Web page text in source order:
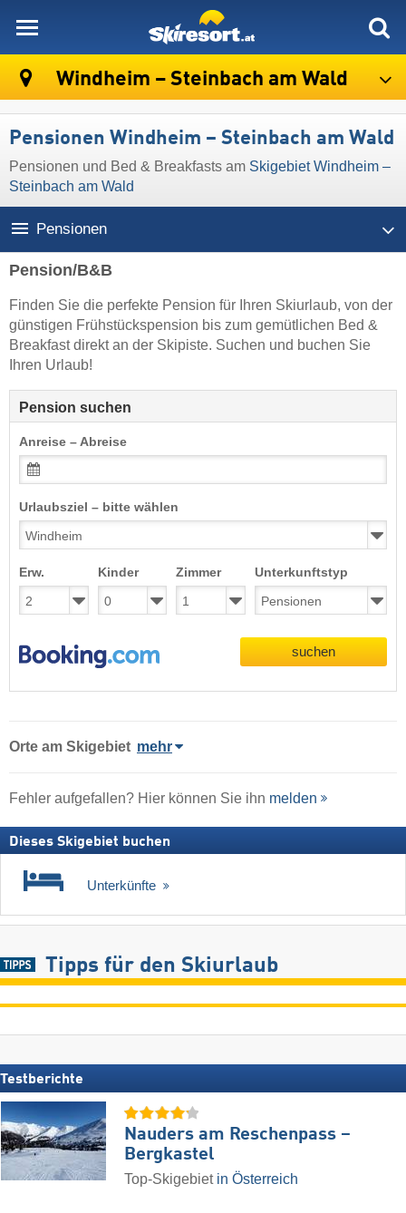
Windheim – Steinbach am Wald
Pensionen Windheim – Steinbach am Wald
Pensionen und Bed & Breakfasts am Skigebiet Windheim –
Steinbach am Wald
Pensionen
Pension/B&B
Finden Sie die perfekte Pension für Ihren Skiurlaub, von der
günstigen Frühstückspension bis zum gemütlichen Bed &
Breakfast direkt an der Skipiste. Suchen und buchen Sie
Ihren Urlaub!
Pension suchen
Anreise – Abreise
Urlaubsziel – bitte wählen
Erw. Kinder Zimmer Unterkunftstyp
suchen
Orte am Skigebiet mehr
Fehler aufgefallen? Hier können Sie ihn melden
Dieses Skigebiet buchen
Unterkünfte
Tipps für den Skiurlaub
Testberichte
Nauders am Reschenpass –
Bergkastel
Top-Skigebiet in Österreich